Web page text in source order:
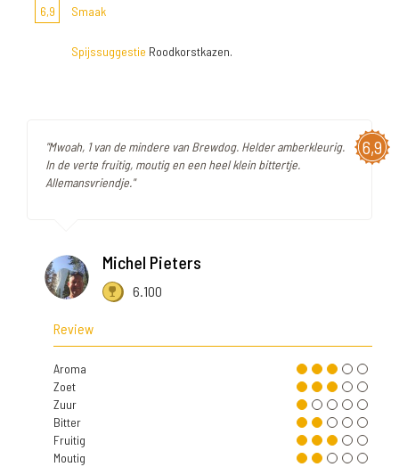
6,9 Smaak
Spijssuggestie Roodkorstkazen.
6,9
"Mwoah, 1 van de mindere van Brewdog. Helder amberkleurig.
In de verte fruitig, moutig en een heel klein bittertje.
Allemansvriendje."
Michel Pieters
6.100
Review
Aroma
Zoet
Zuur
Bitter
Fruitig
Moutig